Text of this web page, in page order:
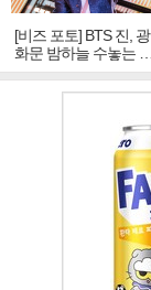
[비즈 포토] BTS 진, 광
화문 밤하늘 수놓는 '비
주얼 킹'의 열창